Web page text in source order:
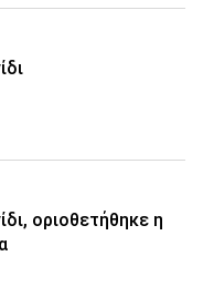
οριοθετήθηκε η